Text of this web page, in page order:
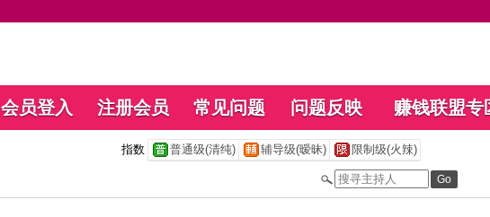
会员登入 注册会员 常见问题 问题反映 赚钱联盟专
指数 普通级(清纯) 辅导级(暧昧) 限制级(火辣)